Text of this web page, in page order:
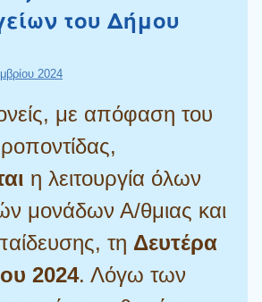
του Δήμου
2024
με απόφαση του
η λειτουργία όλων
μονάδων Α/θμιας και
τη Δευτέρα
2024. Λόγω των